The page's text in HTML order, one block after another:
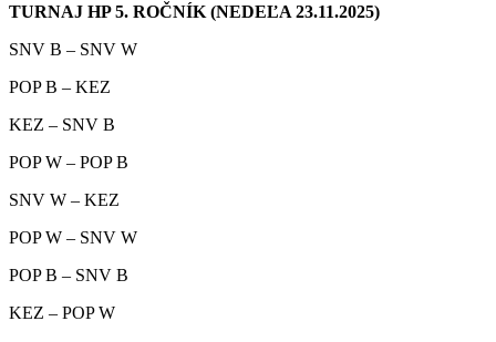
TURNAJ HP 5. ROČNÍK (NEDEĽA 23.11.2025)
SNV B – SNV W
POP B – KEZ
KEZ – SNV B
POP W – POP B
SNV W – KEZ
POP W – SNV W
POP B – SNV B
KEZ – POP W